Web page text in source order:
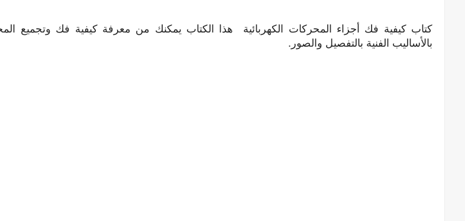
كتاب كيفية فك أجزاء المحركات الكهربائية هذا الكتاب يمكنك من معرفة كيفية فك وتجميع
بالأساليب الفنية بالتفصيل والصور.